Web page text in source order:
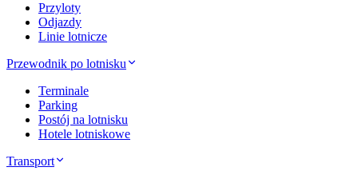
Przyloty
Odjazdy
Linie lotnicze
Przewodnik po lotnisku
Terminale
Parking
Postój na lotnisku
Hotele lotniskowe
Transport